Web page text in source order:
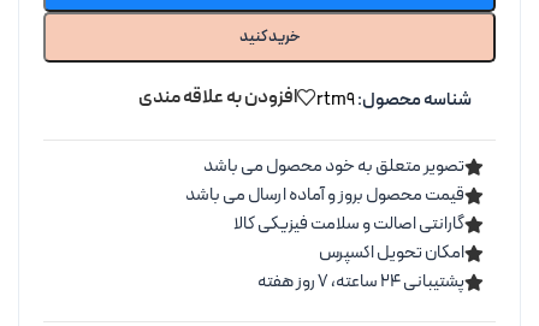
خرید کنید
شناسه محصول:rtm9 افزودن به علاقه مندی
تصویر متعلق به خود محصول می باشد
قیمت محصول بروز و آماده ارسال می باشد
گارانتی اصالت و سلامت فیزیکی کالا
امکان تحویل اکسپرس
پشتیبانی ۲۴ ساعته، ۷ روز هفته